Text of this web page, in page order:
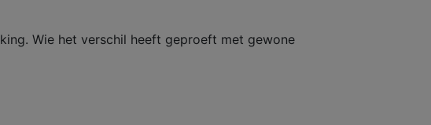
Wie het verschil heeft geproeft met gewone